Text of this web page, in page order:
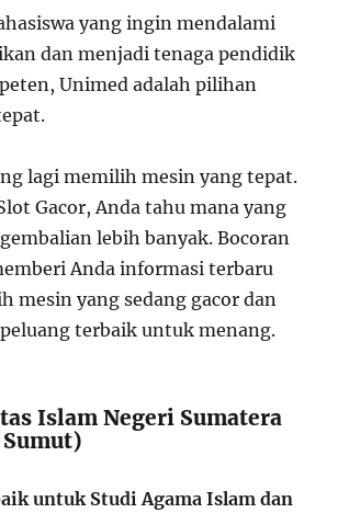
yang ingin mendalami
dan menjadi tenaga pendidik
Unimed adalah pilihan
lagi memilih mesin yang tepat.
Gacor, Anda tahu mana yang
lebih banyak. Bocoran
Anda informasi terbaru
mesin yang sedang gacor dan
terbaik untuk menang.
Islam Negeri Sumatera
untuk Studi Agama Islam dan